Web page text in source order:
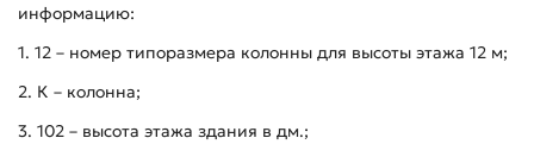
информацию:
1. 12 – номер типоразмера колонны для высоты этажа 12 м;
2. К – колонна;
3. 102 – высота этажа здания в дм.;